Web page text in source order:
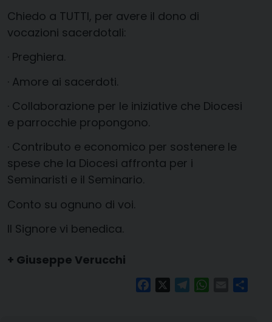
Chiedo a TUTTI, per avere il dono di
vocazioni sacerdotali:
· Preghiera.
· Amore ai sacerdoti.
· Collaborazione per le iniziative che Diocesi
e parrocchie propongono.
· Contributo e economico per sostenere le
spese che la Diocesi affronta per i
Seminaristi e il Seminario.
Conto su ognuno di voi.
Il Signore vi benedica.
+ Giuseppe Verucchi
FacebookTelegramWhatsApp
Email